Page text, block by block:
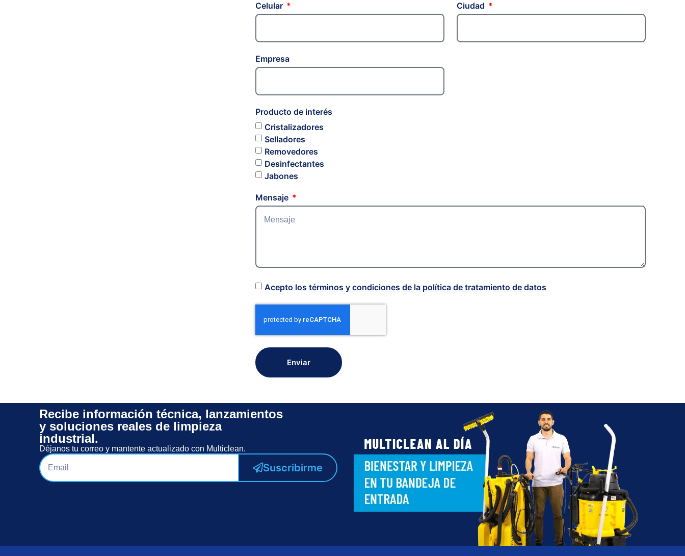
Celular Ciudad
Empresa
Producto de interés
Cristalizadores
Selladores
Removedores
Desinfectantes
Jabones
Mensaje
Acepto los términos y condiciones de la política de tratamiento de datos
Enviar
Recibe información técnica, lanzamientos
y soluciones reales de limpieza
industrial.
Déjanos tu correo y mantente actualizado con Multiclean.
Suscribirme